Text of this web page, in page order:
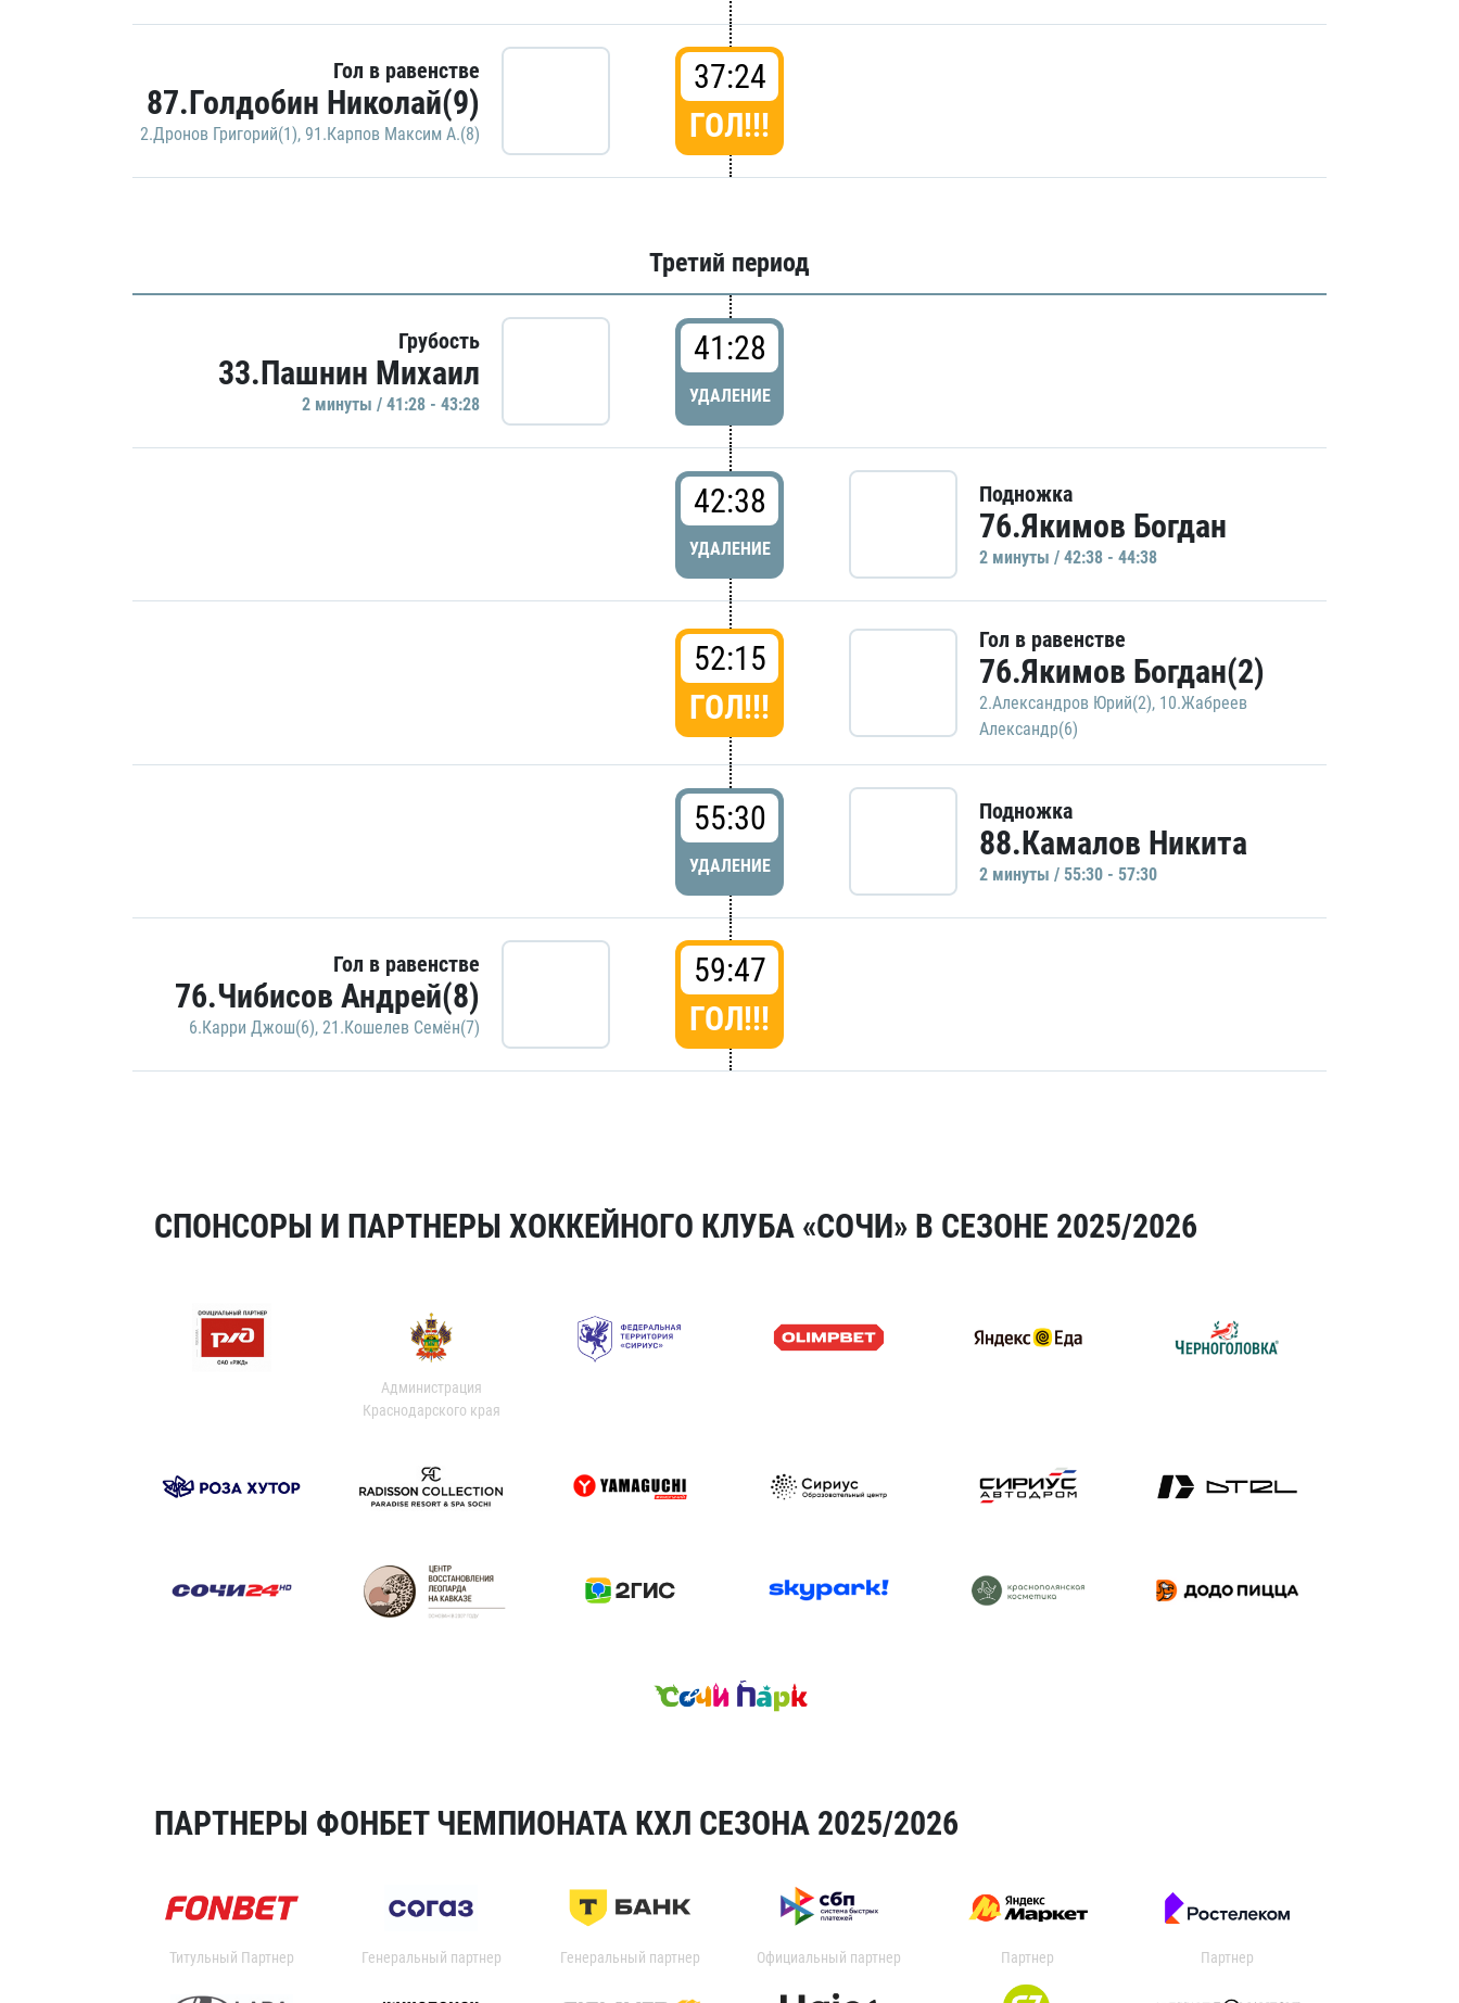
Гол в равенстве
87.Голдобин Николай(9)
2.Дронов Григорий(1), 91.Карпов Максим А.(8)
37:24
ГОЛ!!!
Третий период
Грубость
33.Пашнин Михаил
2 минуты / 41:28 - 43:28
41:28
УДАЛЕНИЕ
42:38
УДАЛЕНИЕ
Подножка
76.Якимов Богдан
2 минуты / 42:38 - 44:38
52:15
ГОЛ!!!
Гол в равенстве
76.Якимов Богдан(2)
2.Александров Юрий(2), 10.Жабреев
Александр(6)
55:30
УДАЛЕНИЕ
Подножка
88.Камалов Никита
2 минуты / 55:30 - 57:30
Гол в равенстве
76.Чибисов Андрей(8)
6.Карри Джош(6), 21.Кошелев Семён(7)
59:47
ГОЛ!!!
СПОНСОРЫ И ПАРТНЕРЫ ХОККЕЙНОГО КЛУБА «СОЧИ» В СЕЗОНЕ 2025/2026
Администрация
Краснодарского края
ПАРТНЕРЫ ФОНБЕТ ЧЕМПИОНАТА КХЛ СЕЗОНА 2025/2026
Титульный Партнер Генеральный партнер Генеральный партнер Официальный партнер Партнер Партнер